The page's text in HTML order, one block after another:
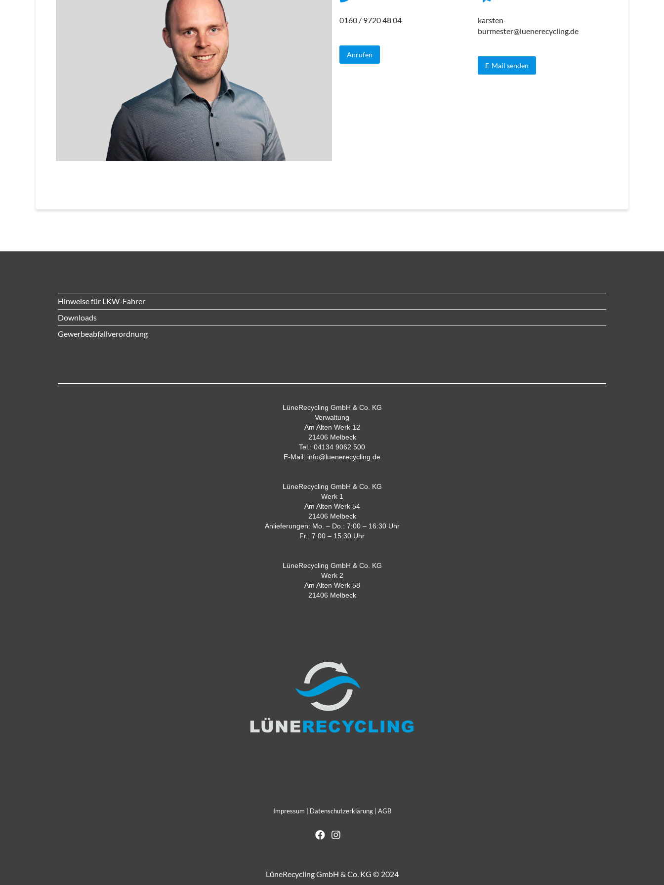
0160 / 9720 48 04
Anrufen
karsten-
burmester@luenerecycling.de
E-Mail senden
Hinweise für LKW-Fahrer
Downloads
Gewerbeabfallverordnung
LüneRecycling GmbH & Co. KG
Verwaltung
Am Alten Werk 12
21406 Melbeck
Tel.: 04134 9062 500
E-Mail: info@luenerecycling.de
LüneRecycling GmbH & Co. KG
Werk 1
Am Alten Werk 54
21406 Melbeck
Anlieferungen: Mo. – Do.: 7:00 – 16:30 Uhr
Fr.: 7:00 – 15:30 Uhr
LüneRecycling GmbH & Co. KG
Werk 2
Am Alten Werk 58
21406 Melbeck
Impressum Datenschutzerklärung| AGB
LüneRecycling GmbH & Co. KG © 2024